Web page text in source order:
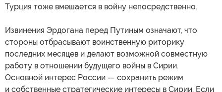
Турция тоже вмешается в войну непосредственно.
Извинения Эрдогана перед Путиным означают, что
стороны отбрасывают воинственную риторику
последних месяцев и делают возможной совместную
работу в отношении будущего войны в Сирии.
Основной интерес России — сохранить режим
и собственные стратегические интересы в Сирии. Если